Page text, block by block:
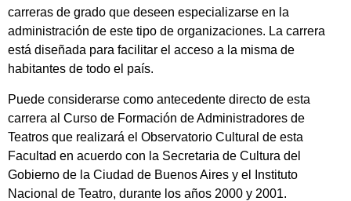
carreras de grado que deseen especializarse en la
administración de este tipo de organizaciones. La carrera
está diseñada para facilitar el acceso a la misma de
habitantes de todo el país.
Puede considerarse como antecedente directo de esta
carrera al Curso de Formación de Administradores de
Teatros que realizará el Observatorio Cultural de esta
Facultad en acuerdo con la Secretaria de Cultura del
Gobierno de la Ciudad de Buenos Aires y el Instituto
Nacional de Teatro, durante los años 2000 y 2001.